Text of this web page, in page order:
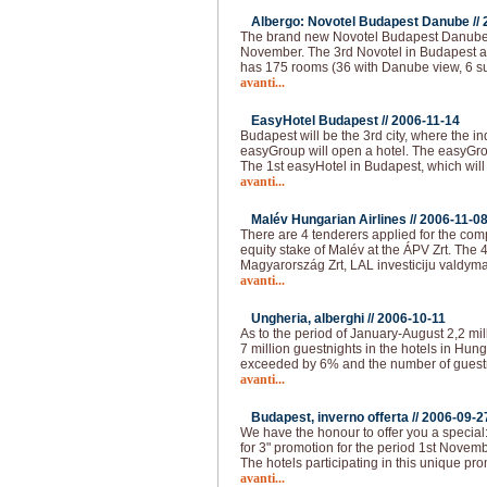
Albergo: Novotel Budapest Danube //
The brand new Novotel Budapest
November. The 3rd Novotel in Budapest
has 175 rooms (36 with Danube view, 6
avanti...
EasyHotel Budapest //2006-11-14
Budapest will be the 3rd city, where the
easyGroup will open a hotel. The
The 1st easyHotel in Budapest, which
avanti...
Malév Hungarian Airlines //2006-11-08
There are 4 tenderers applied for the
equity stake of Malév at the ÁPV Zrt. The
Magyarország Zrt, LAL investiciju
avanti...
Ungheria, alberghi //2006-10-11
As to the period of January-August 2,2
7 million guestnights in the hotels in
exceeded by 6% and the number of
avanti...
Budapest, inverno offerta //2006-09-
We have the honour to offer you a
for 3" promotion for the period 1st
The hotels participating in this unique
avanti...